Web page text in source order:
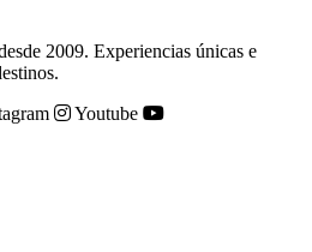
2009. Experiencias únicas e
Youtube